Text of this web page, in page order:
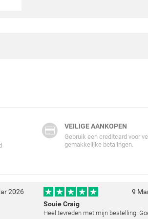
VEILIGE AANKOPEN
Gebruik een creditcard voor
gemakkelijke betalingen.
2026
9
Souie Craig
Heel tevreden met mijn bestelling.